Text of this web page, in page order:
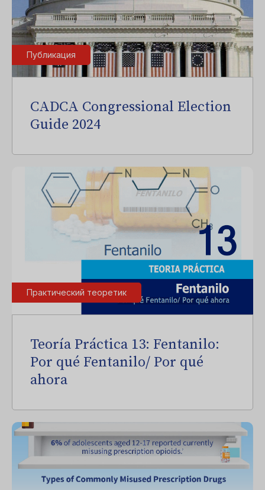
Публикация
CADCA Congressional Election
Guide 2024
Практический теоретик
Teoría Práctica 13: Fentanilo:
Por qué Fentanilo/ Por qué
ahora